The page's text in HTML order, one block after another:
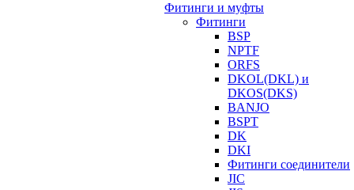
Фитинги и муфты
Фитинги
BSP
NPTF
ORFS
DKOL(DKL) и
DKOS(DKS)
BANJO
BSPT
DK
DKI
Фитинги соединители
JIC